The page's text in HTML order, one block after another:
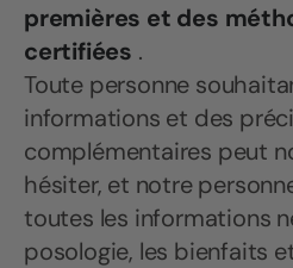
premières et des
certifiées .
Toute personne
informations et des
complémentaires peut
hésiter, et notre
toutes les informations
posologie, les bienfaits